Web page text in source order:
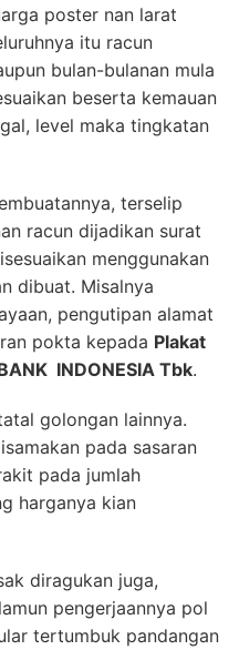
poster nan larat
itu racun
bulan-bulanan mula
beserta kemauan
level maka tingkatan
terselip
racun dijadikan surat
menggunakan
dibuat. Misalnya
pengutipan alamat
pokta kepada Plakat
INDONESIA Tbk.
golongan lainnya.
pada sasaran
pada jumlah
harganya kian
diragukan juga,
pengerjaannya pol
tertumbuk pandangan